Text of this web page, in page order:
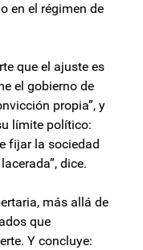
en el régimen de
que el ajuste es
el gobierno de
propia”, y
límite político:
fijar la sociedad
dice.
más allá de
que
Y concluye: